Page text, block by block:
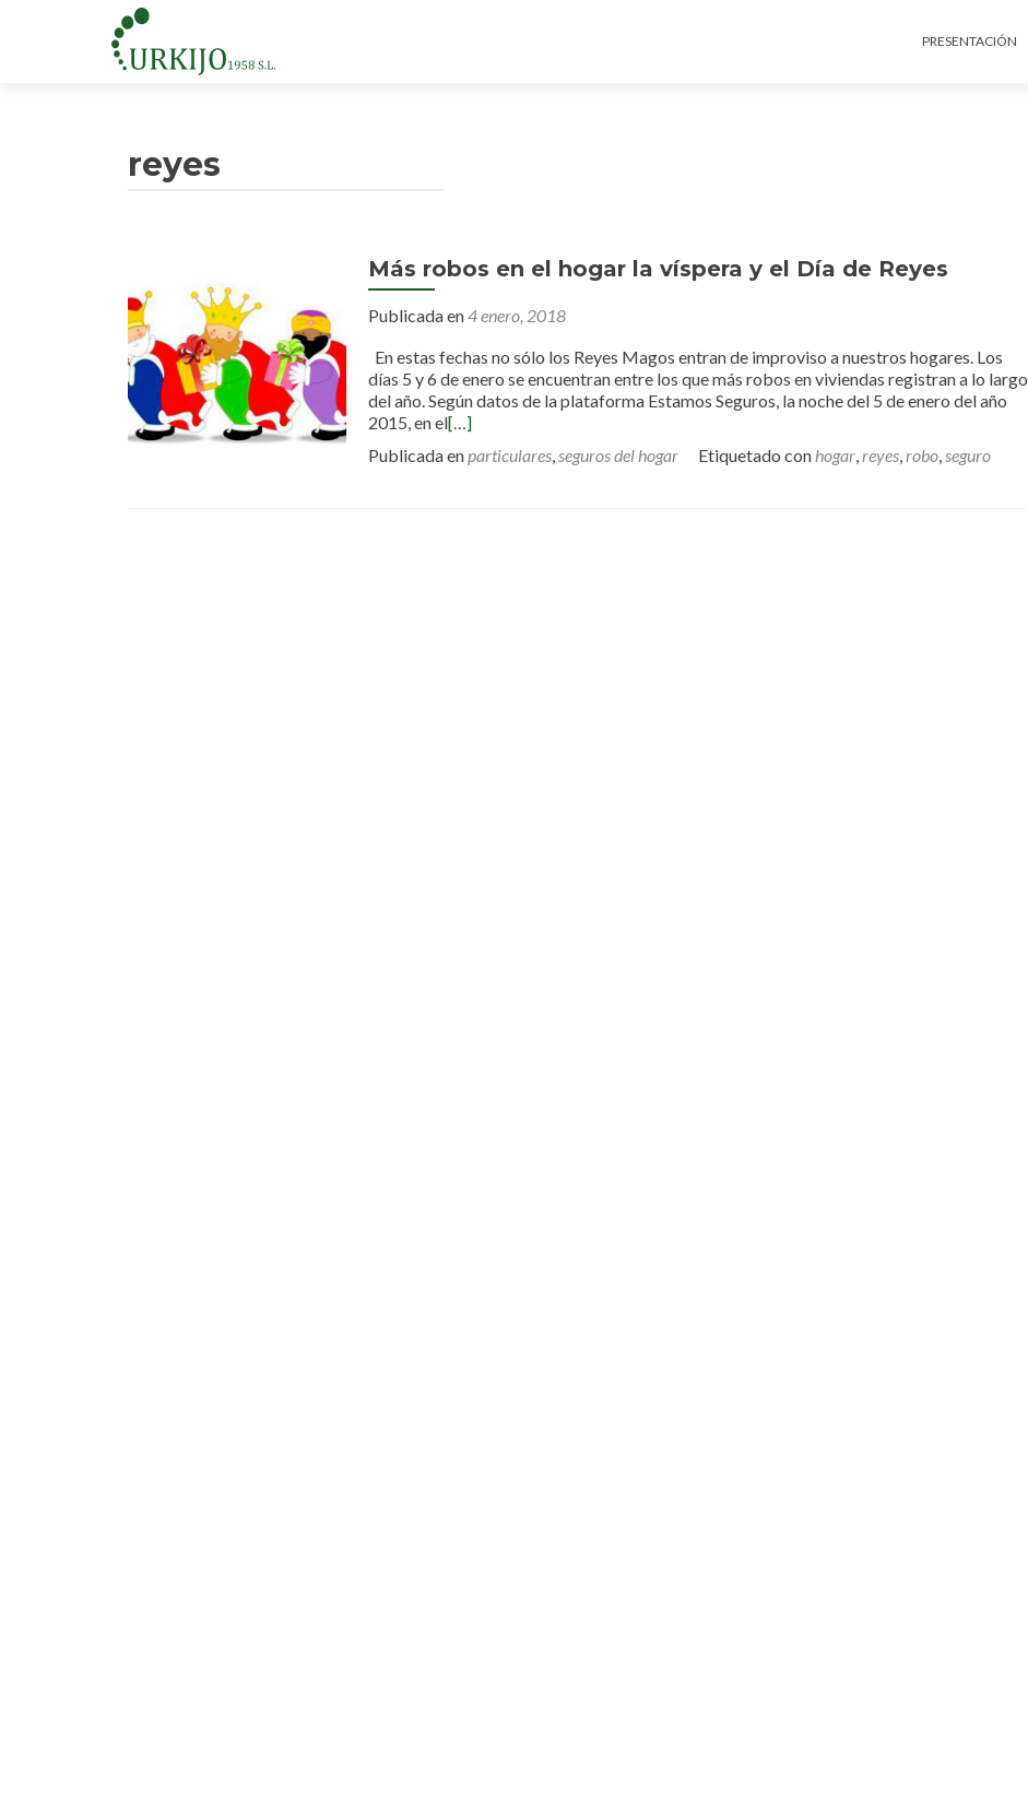
PRESENTACIÓN
reyes
Más robos en el hogar la víspera y el Día de Reyes
Publicada en4 enero, 2018
En estas fechas no sólo los Reyes Magos entran de improviso a nuestros hogares. Los
días 5 y 6 de enero se encuentran entre los que más robos en viviendas registran a lo largo
del año. Según datos de la plataforma Estamos Seguros, la noche del 5 de enero del año
2015, en el[…]
Publicada enparticulares,seguros del hogar Etiquetado con hogar,reyes,robo,seguro